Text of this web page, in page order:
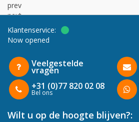
prev
next
Klantenservice:
Now opened
Veelgestelde
vragen
+31 (0)77 820 02 08
Bel ons
Wilt u op de hoogte blijven?: